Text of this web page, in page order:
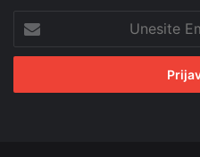
Email
adresu